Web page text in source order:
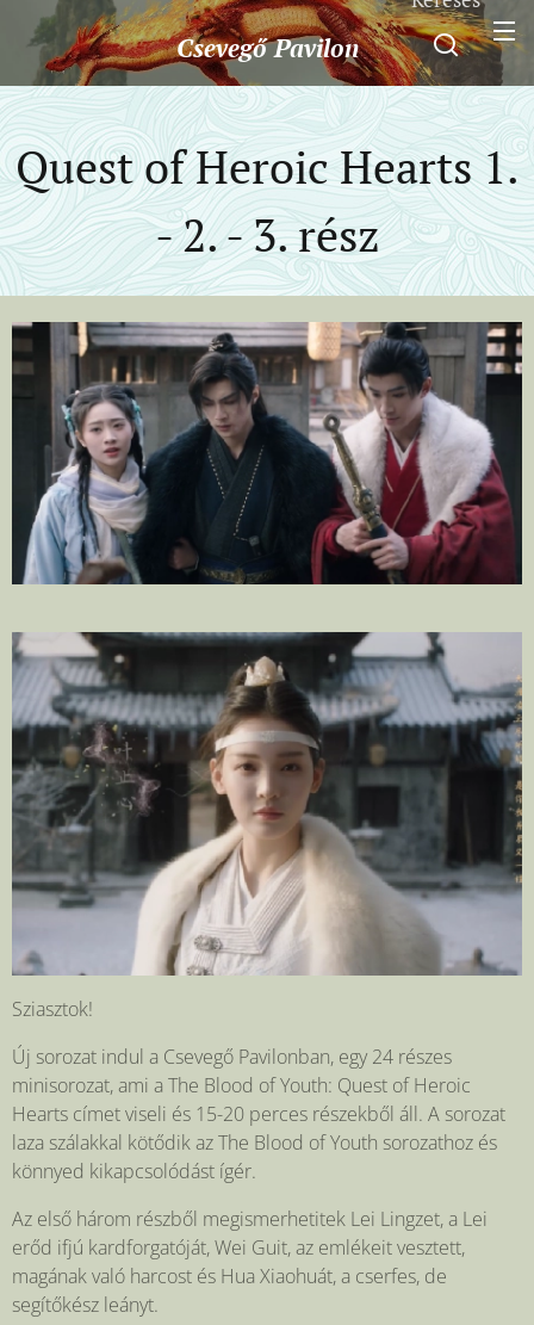
Csevegő Pavilon
Quest of Heroic Hearts 1.
- 2. - 3. rész
Sziasztok!
Új sorozat indul a Csevegő Pavilonban, egy 24 részes
minisorozat, ami a The Blood of Youth: Quest of Heroic
Hearts címet viseli és 15-20 perces részekből áll. A sorozat
laza szálakkal kötődik az The Blood of Youth sorozathoz és
könnyed kikapcsolódást ígér.
Az első három részből megismerhetitek Lei Lingzet, a Lei
erőd ifjú kardforgatóját, Wei Guit, az emlékeit vesztett,
magának való harcost és Hua Xiaohuát, a cserfes, de
segítőkész leányt.